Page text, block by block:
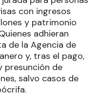
con ingresos
y patrimonio
adhieran
de la Agencia de
y, tras el pago,
de
salvo casos de